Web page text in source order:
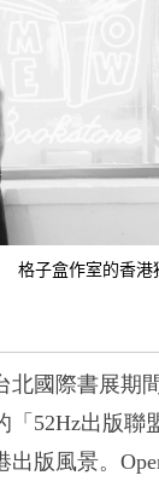
格子盒作室的香
北國際書展期
「 52Hz出版聯
版風景。